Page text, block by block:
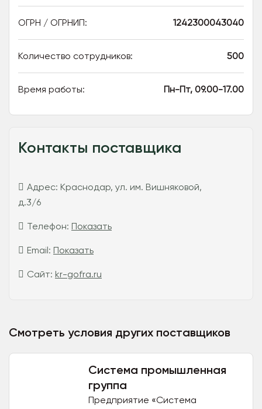
ОГРН / ОГРНИП: 1242300043040
Количество сотрудников: 500
Время работы: Пн-Пт, 09.00-17.00
Контакты поставщика
Адрес: Краснодар, ул. им. Вишняковой,
д.3/6
Телефон: Показать
Email: Показать
Сайт: kr-gofra.ru
Смотреть условия других поставщиков
Система промышленная
группа
Предприятие «Система